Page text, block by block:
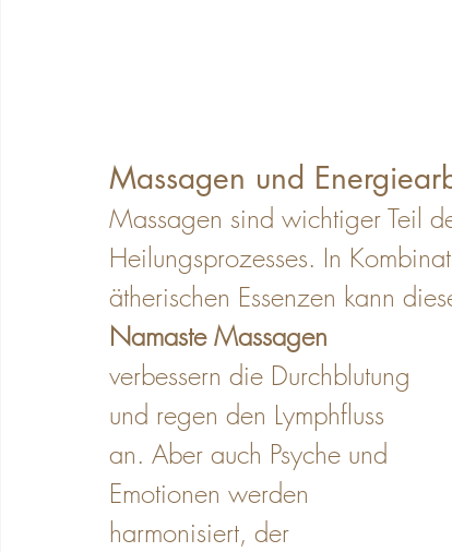
Massagen und
Massagen sind wichtiger Teil
Heilungsprozesses. In
ätherischen Essenzen kann
Namaste Massagen
verbessern die Durchblutung
und regen den Lymphfluss
an. Aber auch Psyche und
Emotionen werden
harmonisiert, der